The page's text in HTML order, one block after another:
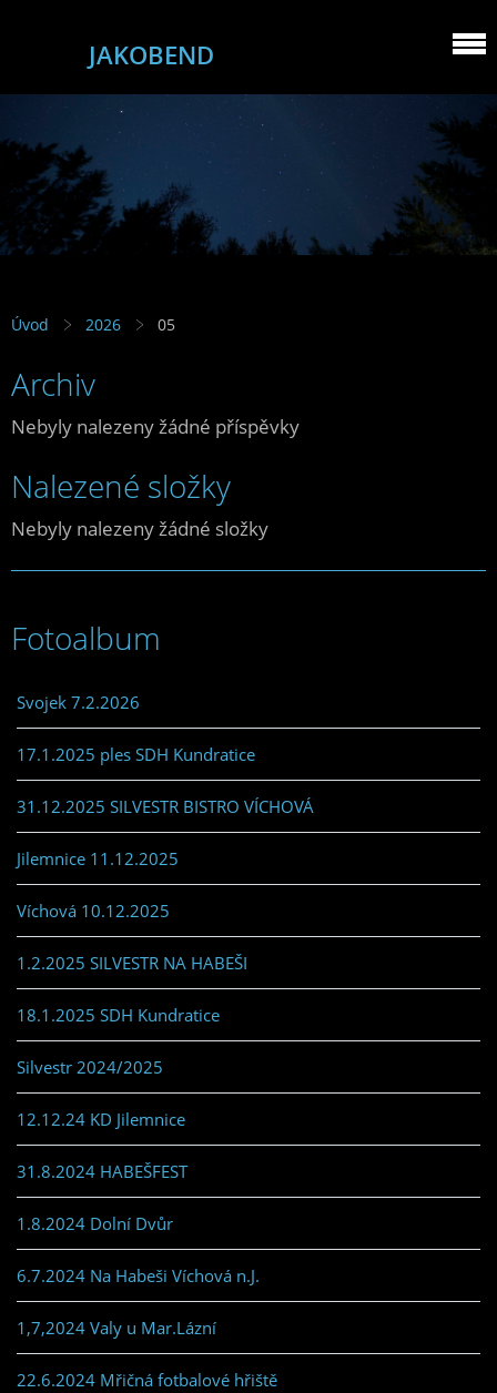
JAKOBEND
Úvod 2026 05
Archiv
Nebyly nalezeny žádné příspěvky
Nalezené složky
Nebyly nalezeny žádné složky
Fotoalbum
Svojek 7.2.2026
17.1.2025 ples SDH Kundratice
31.12.2025 SILVESTR BISTRO VÍCHOVÁ
Jilemnice 11.12.2025
Víchová 10.12.2025
1.2.2025 SILVESTR NA HABEŠI
18.1.2025 SDH Kundratice
Silvestr 2024/2025
12.12.24 KD Jilemnice
31.8.2024 HABEŠFEST
1.8.2024 Dolní Dvůr
6.7.2024 Na Habeši Víchová n.J.
1,7,2024 Valy u Mar.Lázní
22.6.2024 Mřičná fotbalové hřiště